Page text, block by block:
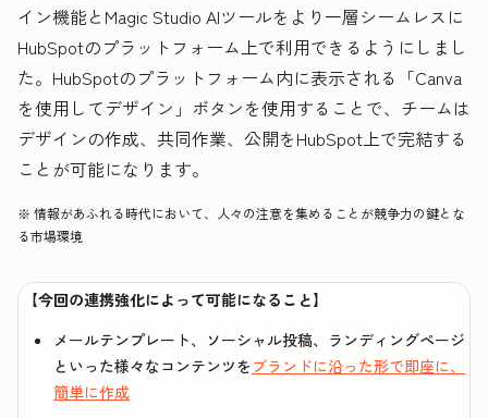
イン機能とMagic Studio AIツールをより一層シームレスに
HubSpotのプラットフォーム上で利用できるようにしまし
た。HubSpotのプラットフォーム内に表示される「Canva
を使用してデザイン」ボタンを使用することで、チームは
デザインの作成、共同作業、公開をHubSpot上で完結する
ことが可能になります。
※ 情報があふれる時代において、人々の注意を集めることが競争力の鍵とな
る市場環境
【今回の連携強化によって可能になること】
メールテンプレート、ソーシャル投稿、ランディングページ
といった様々なコンテンツを ブランドに沿った形で即座に、
簡単に作成